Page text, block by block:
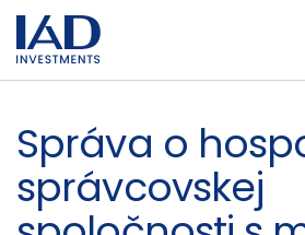
Prejsť na hlavný obsah
Správa o
správcovskej